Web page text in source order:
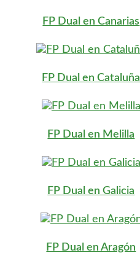
FP Dual en Canarias
FP Dual en Cataluña
FP Dual en Melilla
FP Dual en Galicia
FP Dual en Aragón